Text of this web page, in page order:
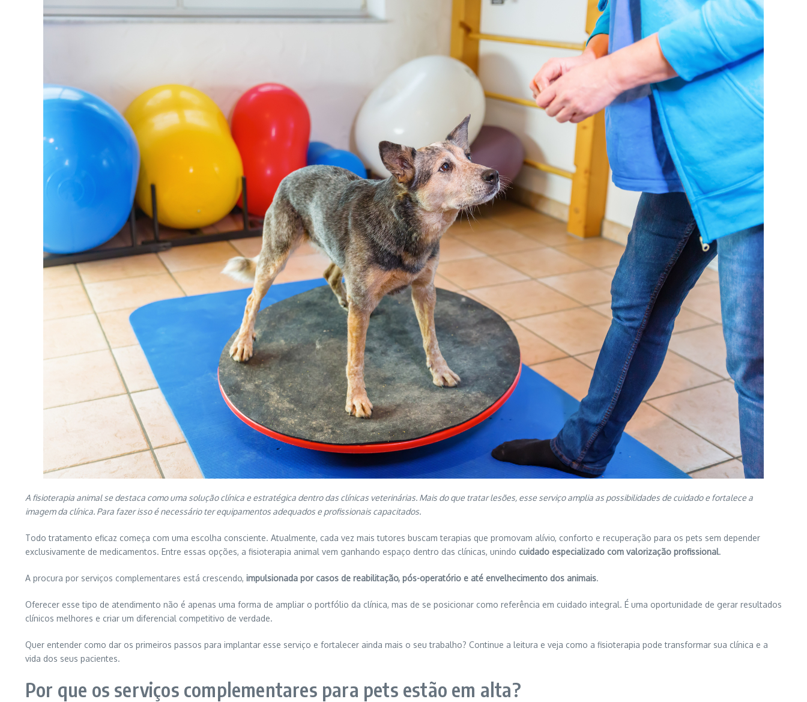
A fisioterapia animal se destaca como uma solução clínica e estratégica dentro das clínicas veterinárias. Mais do que tratar lesões, esse serviço amplia as possibilidades de cuidado e fortalece a
imagem da clínica. Para fazer isso é necessário ter equipamentos adequados e profissionais capacitados.
Todo tratamento eficaz começa com uma escolha consciente. Atualmente, cada vez mais tutores buscam terapias que promovam alívio, conforto e recuperação para os pets sem depender
exclusivamente de medicamentos. Entre essas opções, a fisioterapia animal vem ganhando espaço dentro das clínicas, unindo cuidado especializado com valorização profissional.
A procura por serviços complementares está crescendo, impulsionada por casos de reabilitação, pós-operatório e até envelhecimento dos animais.
Oferecer esse tipo de atendimento não é apenas uma forma de ampliar o portfólio da clínica, mas de se posicionar como referência em cuidado integral. É uma oportunidade de gerar resultados
clínicos melhores e criar um diferencial competitivo de verdade.
Quer entender como dar os primeiros passos para implantar esse serviço e fortalecer ainda mais o seu trabalho? Continue a leitura e veja como a fisioterapia pode transformar sua clínica e a
vida dos seus pacientes.
Por que os serviços complementares para pets estão em alta?